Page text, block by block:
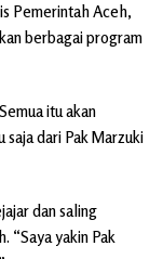
Pemerintah Aceh,
berbagai program
itu akan
saja dari Pak Marzuki
dan saling
“Saya yakin Pak